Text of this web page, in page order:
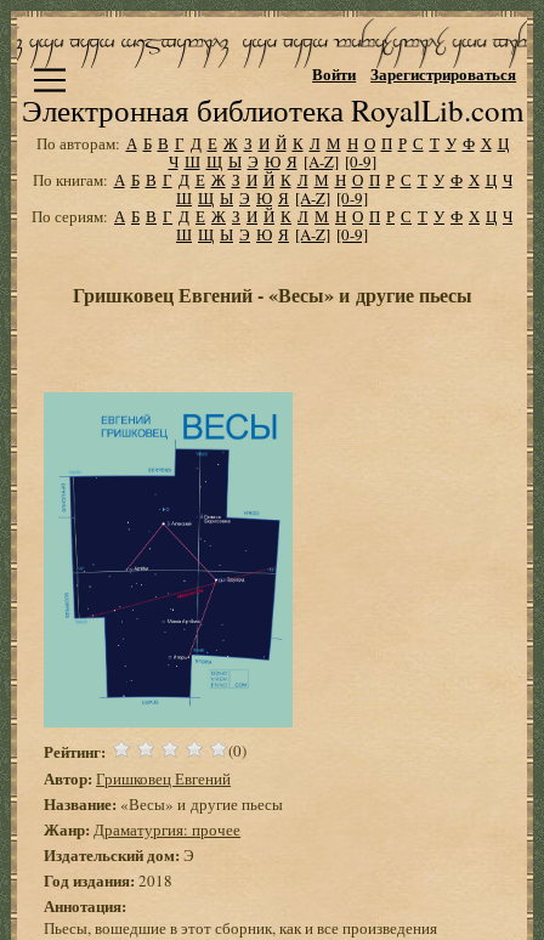
Электронная библиотека RoyalLib.com
Войти Зарегистрироваться
По авторам: А Б В Г Д Е Ж З И Й К Л М Н О П Р С Т У Ф Х Ц
Ч Ш Щ Ы Э Ю Я [A-Z] [0-9]
По книгам: А Б В Г Д Е Ж З И Й К Л М Н О П Р С Т У Ф Х Ц Ч
Ш Щ Ы Э Ю Я [A-Z] [0-9]
По сериям: А Б В Г Д Е Ж З И Й К Л М Н О П Р С Т У Ф Х Ц Ч
Ш Щ Ы Э Ю Я [A-Z] [0-9]
Гришковец Евгений - «Весы» и другие пьесы
Рейтинг: (0)
Автор: Гришковец Евгений
Название: «Весы» и другие пьесы
Жанр: Драматургия: прочее
Издательский дом: Э
Год издания:2018
Аннотация:
Пьесы, вошедшие в этот сборник, как и все произведения